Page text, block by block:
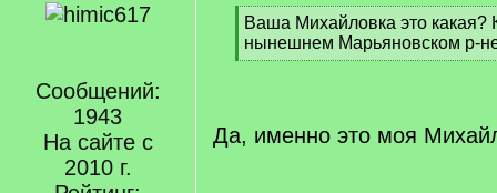
Сообщений:
1943
На сайте с
2010 г.
[
q
]
Ваша Михайловка это какая?
нынешнем Марьяновском р-
[
Да, именно это моя